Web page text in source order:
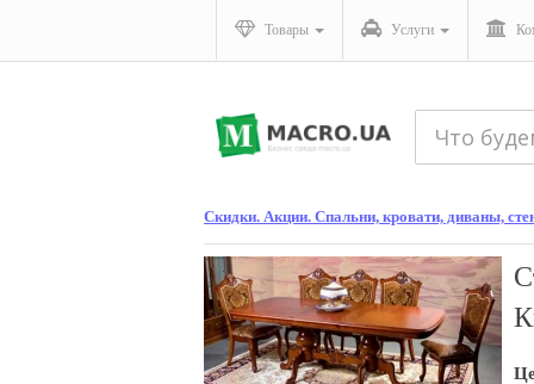
Товары Услуги
Скидки. Акции. Спальни, кровати, диваны,